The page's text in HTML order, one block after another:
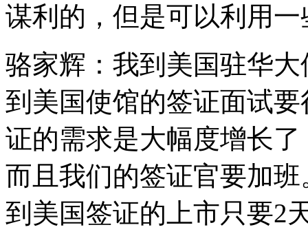
谋利的，但是可以利用
骆家辉：我到美国驻华
到美国使馆的签证面试
证的需求是大幅度增长
而且我们的签证官要加
到美国签证的上市只要2